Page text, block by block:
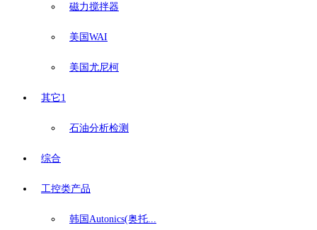
磁力搅拌器
美国WAI
美国尤尼柯
其它1
石油分析检测
综合
工控类产品
韩国Autonics(奥托...